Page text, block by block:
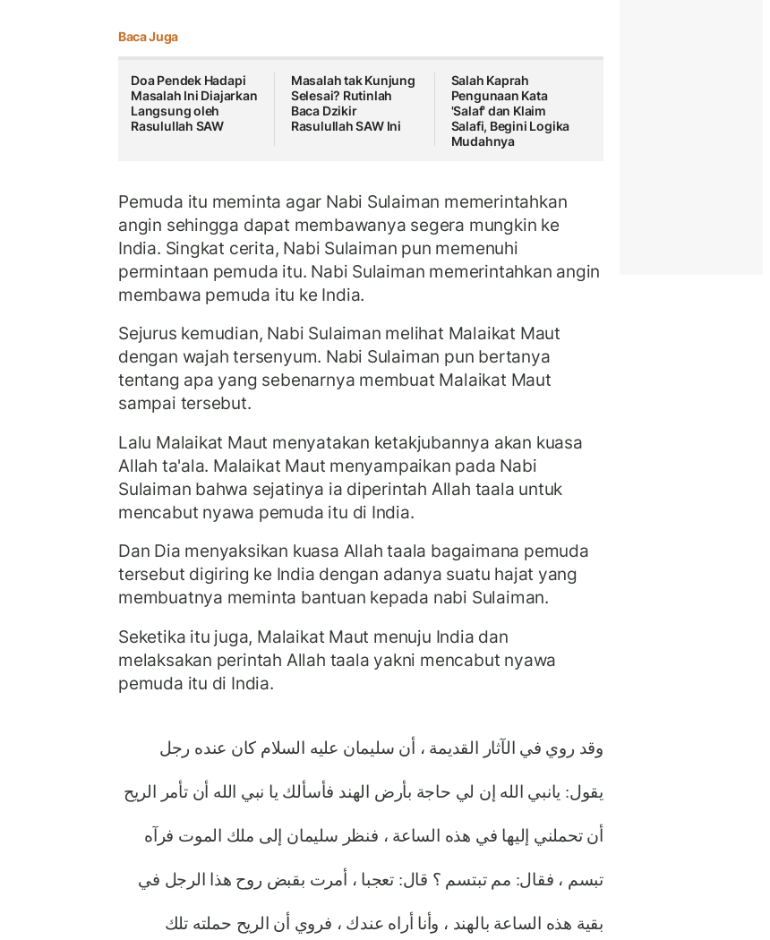
Baca Juga
Doa Pendek Hadapi
Masalah Ini Diajarkan
Langsung oleh
Rasulullah SAW
Masalah tak Kunjung
Selesai? Rutinlah
Baca Dzikir
Rasulullah SAW Ini
Salah Kaprah
Pengunaan Kata
'Salaf' dan Klaim
Salafi, Begini Logika
Mudahnya
Pemuda itu meminta agar Nabi Sulaiman memerintahkan
angin sehingga dapat membawanya segera mungkin ke
India. Singkat cerita, Nabi Sulaiman pun memenuhi
permintaan pemuda itu. Nabi Sulaiman memerintahkan angin
membawa pemuda itu ke India.
Sejurus kemudian, Nabi Sulaiman melihat Malaikat Maut
dengan wajah tersenyum. Nabi Sulaiman pun bertanya
tentang apa yang sebenarnya membuat Malaikat Maut
sampai tersebut.
Lalu Malaikat Maut menyatakan ketakjubannya akan kuasa
Allah ta'ala. Malaikat Maut menyampaikan pada Nabi
Sulaiman bahwa sejatinya ia diperintah Allah taala untuk
mencabut nyawa pemuda itu di India.
Dan Dia menyaksikan kuasa Allah taala bagaimana pemuda
tersebut digiring ke India dengan adanya suatu hajat yang
membuatnya meminta bantuan kepada nabi Sulaiman.
Seketika itu juga, Malaikat Maut menuju India dan
melaksakan perintah Allah taala yakni mencabut nyawa
pemuda itu di India.
وقد روي في الآثار القديمة ، أن سليمان عليه السلام كان عنده رجل
يقول: يانبي الله إن لي حاجة بأرض الهند فأسألك يا نبي الله أن تأمر الريح
أن تحملني إليها في هذه الساعة ، فنظر سليمان إلى ملك الموت فرآه
تبسم ، فقال: مم تبتسم ؟ قال: تعجبا ، أمرت بقبض روح هذا الرجل في
بقية هذه الساعة بالهند ، وأنا أراه عندك ، فروي أن الريح حملته تلك